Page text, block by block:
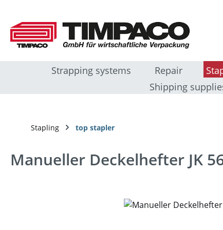
Strapping systems Repair
Shipping
Stapling top stapler
Manueller Deckelhefter JK